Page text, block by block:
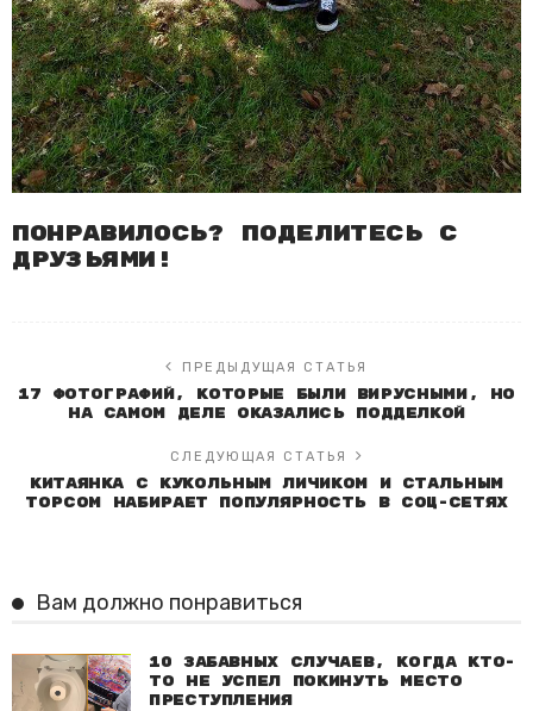
Понравилось? Поделитесь с
друзьями!
ПРЕДЫДУЩАЯ СТАТЬЯ
17 фотографий, которые были вирусными, но
на самом деле оказались подделкой
СЛЕДУЮЩАЯ СТАТЬЯ
Китаянка с кукольным личиком и стальным
торсом набирает популярность в соц-сетях
Вам должно понравиться
10 забавных случаев, когда кто-
то не успел покинуть место
преступления